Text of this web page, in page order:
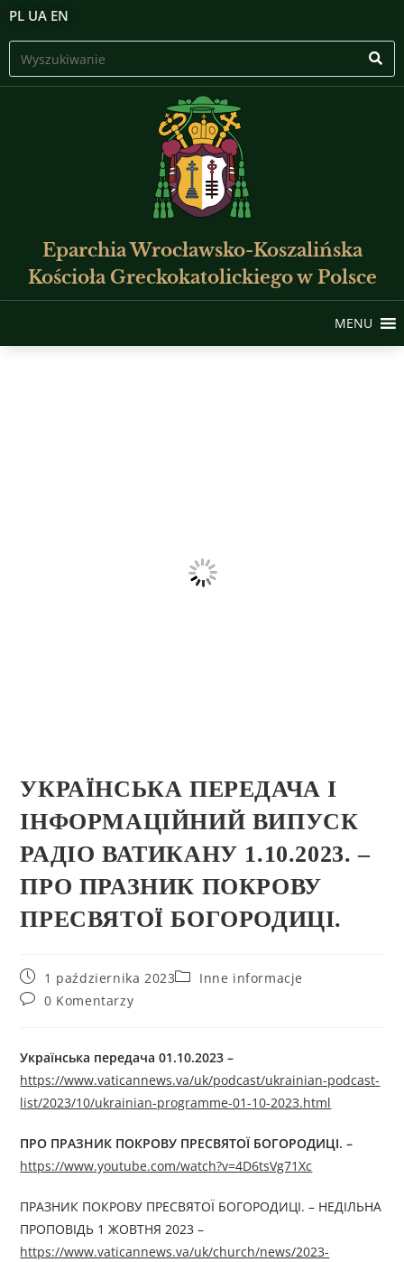
PL UA EN
Eparchia Wrocławsko-Koszalińska
Kościoła Greckokatolickiego w Polsce
MENU
УКРАЇНСЬКА ПЕРЕДАЧА І
ІНФОРМАЦІЙНИЙ ВИПУСК
РАДІО ВАТИКАНУ 1.10.2023. –
ПРО ПРАЗНИК ПОКРОВУ
ПРЕСВЯТОЇ БОГОРОДИЦІ.
1 października 2023
Inne informacje
0 Komentarzy
Українська передача 01.10.2023 –
https://www.vaticannews.va/uk/podcast/ukrainian-podcast-
list/2023/10/ukrainian-programme-01-10-2023.html
ПРО ПРАЗНИК ПОКРОВУ ПРЕСВЯТОЇ БОГОРОДИЦІ.–
https://www.youtube.com/watch?v=4D6tsVg71Xc
ПРАЗНИК ПОКРОВУ ПРЕСВЯТОЇ БОГОРОДИЦІ. – НЕДІЛЬНА
ПРОПОВІДЬ 1 ЖОВТНЯ 2023 –
https://www.vaticannews.va/uk/church/news/2023-